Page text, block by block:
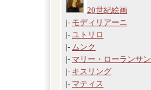
20世紀絵画
|- モディリアーニ
|- ユトリロ
|- ムンク
|- マリー・ローランサン
|- キスリング
|- マティス